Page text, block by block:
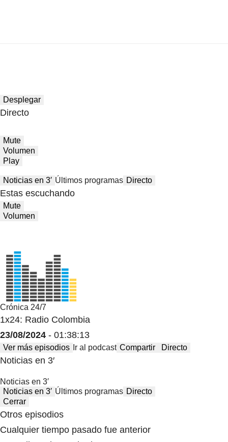
Desplegar
Directo
Mute
Volumen
Play
Noticias en 3′ Últimos programas Directo
Estas escuchando
Mute
Volumen
Crónica 24/7
1x24: Radio Colombia
23/08/2024 - 01:38:13
Ver más episodios Ir al podcast Compartir Directo
Noticias en 3′
Noticias en 3′
Noticias en 3′ Últimos programas Directo
Cerrar
Otros episodios
Cualquier tiempo pasado fue anterior